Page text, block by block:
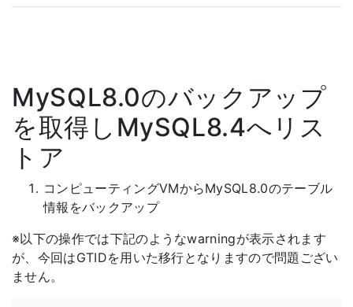
MySQL8.0のバックアップ
を取得しMySQL8.4へリス
トア
コンピューティングVMからMySQL8.0のテーブル
情報をバックアップ
※以下の操作では下記のようなwarningが表示されます
が、今回はGTIDを用いた移行となりますので問題ござい
ません。